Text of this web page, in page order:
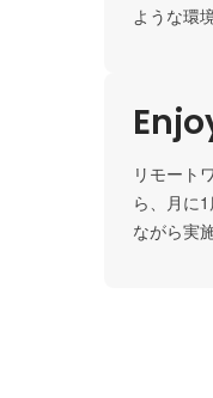
ような環
リモート
ら、月に
ながら実